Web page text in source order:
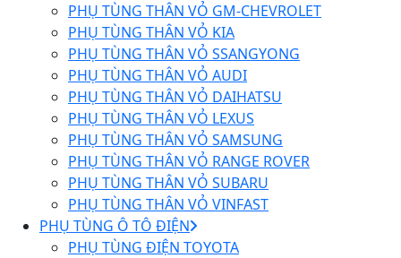
PHỤ TÙNG THÂN VỎ GM-CHEVROLET
PHỤ TÙNG THÂN VỎ KIA
PHỤ TÙNG THÂN VỎ SSANGYONG
PHỤ TÙNG THÂN VỎ AUDI
PHỤ TÙNG THÂN VỎ DAIHATSU
PHỤ TÙNG THÂN VỎ LEXUS
PHỤ TÙNG THÂN VỎ SAMSUNG
PHỤ TÙNG THÂN VỎ RANGE ROVER
PHỤ TÙNG THÂN VỎ SUBARU
PHỤ TÙNG THÂN VỎ VINFAST
PHỤ TÙNG Ô TÔ ĐIỆN
PHỤ TÙNG ĐIỆN TOYOTA